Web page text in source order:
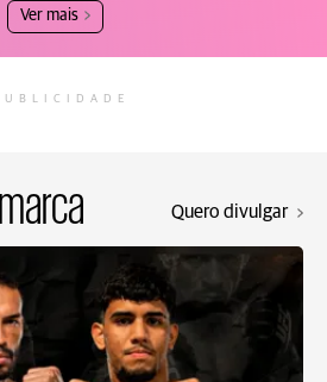
Ver mais
Quero divulgar